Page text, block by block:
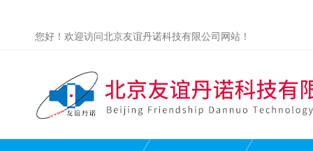
您好！欢迎访问北京友谊丹诺科技有限公司网站！